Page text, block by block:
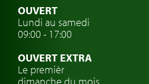
Assurance voiture de collection
Clubs de voitures classiques
Atelier de voitures anciennes
OUVERT
Lundi au samedi
09:00 - 17:00
OUVERT EXTRA
Le premièr
dimanche du mois